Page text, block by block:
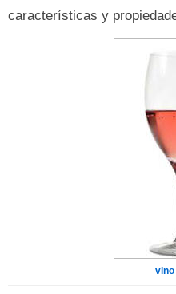
características y
vino